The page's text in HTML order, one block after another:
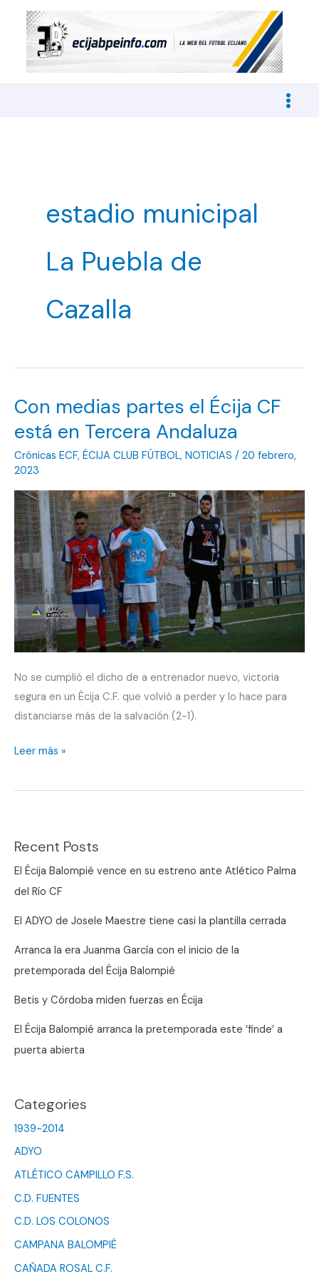
contenido
estadio municipal
La Puebla de
Cazalla
Con medias partes el Écija CF
está en Tercera Andaluza
Crónicas ECF, ÉCIJA CLUB FÚTBOL, NOTICIAS / 20 febrero,
2023
No se cumplió el dicho de a entrenador nuevo, victoria
segura en un Écija C.F. que volvió a perder y lo hace para
distanciarse más de la salvación (2-1).
Con
partes
CF
está
en
Andaluza
Leer más »
Recent Posts
El Écija Balompié vence en su estreno ante Atlético Palma
del Río CF
El ADYO de Josele Maestre tiene casi la plantilla cerrada
Arranca la era Juanma García con el inicio de la
pretemporada del Écija Balompié
Betis y Córdoba miden fuerzas en Écija
El Écija Balompié arranca la pretemporada este ‘finde’ a
puerta abierta
Categories
1939-2014
ADYO
ATLÉTICO CAMPILLO F.S.
C.D. FUENTES
C.D. LOS COLONOS
CAMPANA BALOMPIÉ
CAÑADA ROSAL C.F.